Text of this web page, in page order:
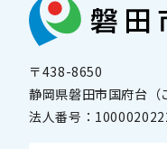
〒438-8650
静岡県磐田市国府台
法人番号：